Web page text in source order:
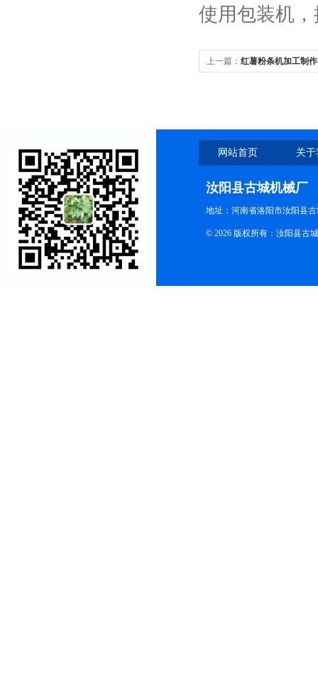
使用包装机
上一篇： 红薯粉条机加工制
网站首页 关
汝阳县古城机械厂
地址：河南省洛阳市汝阳县
© 2026 版权所有：汝阳县古